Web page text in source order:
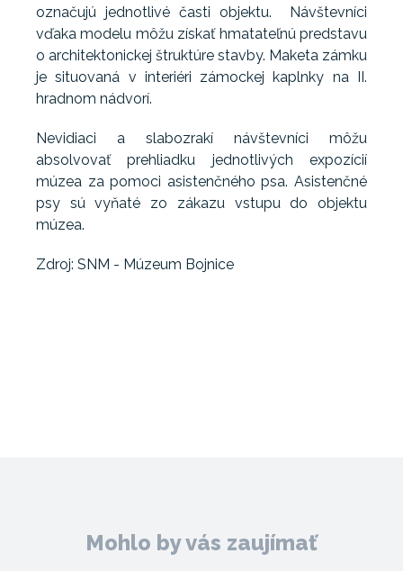
označujú jednotlivé časti objektu. Návštevníci
vďaka modelu môžu získať hmatateľnú predstavu
o architektonickej štruktúre stavby. Maketa zámku
je situovaná v interiéri zámockej kaplnky na II.
hradnom nádvorí.
Nevidiaci a slabozrakí návštevníci môžu
absolvovať prehliadku jednotlivých expozícií
múzea za pomoci asistenčného psa. Asistenčné
psy sú vyňaté zo zákazu vstupu do objektu
múzea.
Zdroj: SNM - Múzeum Bojnice
Mohlo by vás zaujímať